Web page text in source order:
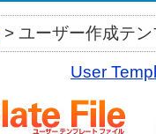
> ユーザー作成テ
User